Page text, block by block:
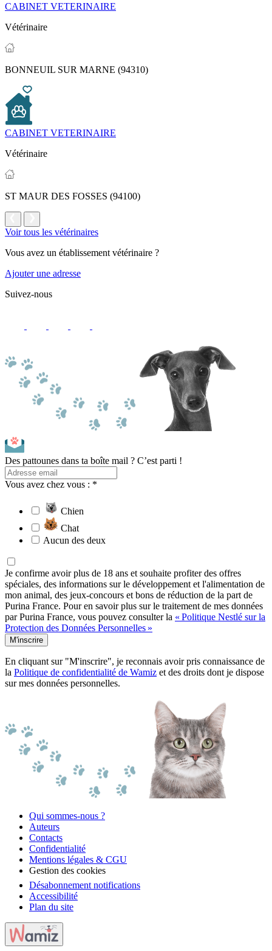
CABINET VETERINAIRE
Vétérinaire
BONNEUIL SUR MARNE (94310)
CABINET VETERINAIRE
Vétérinaire
ST MAUR DES FOSSES (94100)
Voir tous les vétérinaires
Vous avez un établissement vétérinaire ?
Ajouter une adresse
Suivez-nous
Des pattounes dans ta boîte mail ? C’est parti !
Vous avez chez vous : *
Chien
Chat
Aucun des deux
Je confirme avoir plus de 18 ans et souhaite profiter des offres
spéciales, des informations sur le développement et l'alimentation de
mon animal, des jeux-concours et bons de réduction de la part de
Purina France. Pour en savoir plus sur le traitement de mes données
par Purina France, vous pouvez consulter la « Politique Nestlé sur la
Protection des Données Personnelles »
M'inscrire
En cliquant sur "M'inscrire", je reconnais avoir pris connaissance de
la Politique de confidentialité de Wamiz et des droits dont je dispose
sur mes données personnelles.
Qui sommes-nous ?
Auteurs
Contacts
Confidentialité
Mentions légales & CGU
Gestion des cookies
Désabonnement notifications
Accessibilité
Plan du site